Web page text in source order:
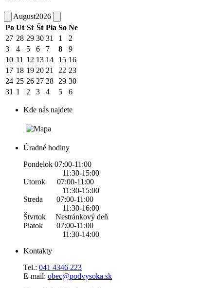
August2026
Po Ut St Št Pia So Ne
27 28 29 30 31 1
2
3
4 5 6 7 8
9
10 11 12 13 14 15 16
17 18 19 20 21 22 23
24 25 26 27 28 29 30
31 1 2 3 4 5 6
Kde nás najdete
Úradné hodiny
Pondelok 07:00-11:00
11:30-15:00
Utorok 07:00-11:00
11:30-15:00
Streda 07:00-11:00
11:30-16:00
Štvrtok Nestránkový deň
Piatok 07:00-11:00
11:30-14:00
Kontakty
Tel.: 041 4346 223
E-mail: obec@podvysoka.sk